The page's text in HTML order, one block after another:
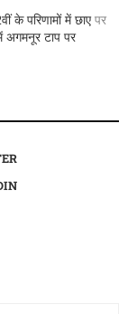
के परिणामों में छाएपर
अगमनूर टाप पर